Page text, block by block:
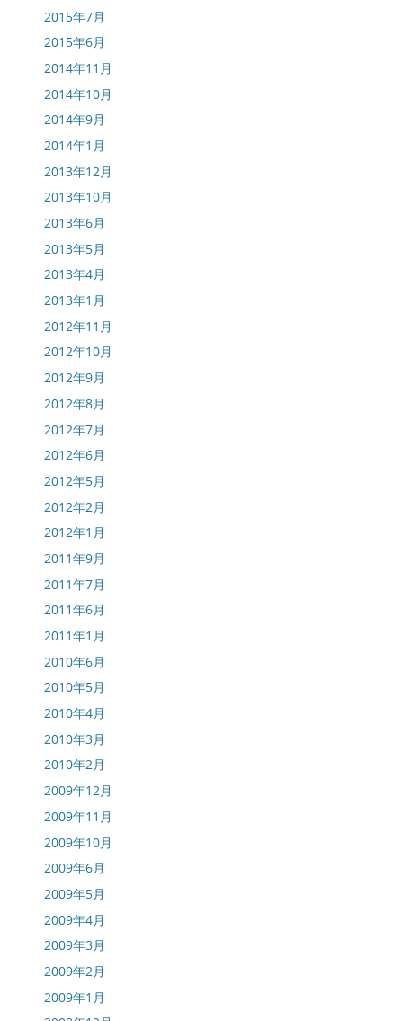
2015年7月
2015年6月
2014年11月
2014年10月
2014年9月
2014年1月
2013年12月
2013年10月
2013年6月
2013年5月
2013年4月
2013年1月
2012年11月
2012年10月
2012年9月
2012年8月
2012年7月
2012年6月
2012年5月
2012年2月
2012年1月
2011年9月
2011年7月
2011年6月
2011年1月
2010年6月
2010年5月
2010年4月
2010年3月
2010年2月
2009年12月
2009年11月
2009年10月
2009年6月
2009年5月
2009年4月
2009年3月
2009年2月
2009年1月